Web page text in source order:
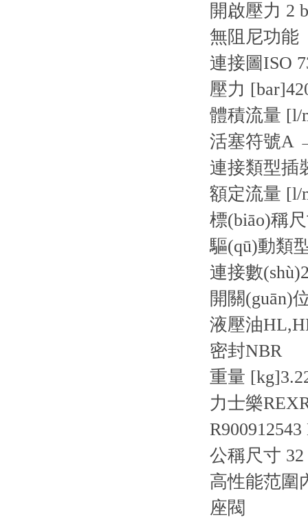
開啟壓力 2
無阻尼功能
連接圖ISO
壓力 [bar]
體積流量 [l/
活塞符號A
連接類型插
額定流量 [l/
標(biāo)稱
驅(qū)動類
連接數(shù)
開關(guān)
液壓油
密封NBR
重量 [kg]
力士樂
公稱尺寸
高性能范圍內
座閥